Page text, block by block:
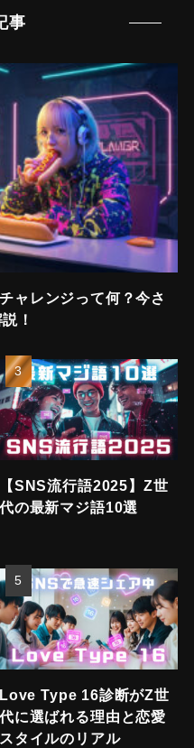
事
ャレンジって何？今さ
！
【SNS流行語2025】Z世
代の最新マジ語10選
Love Type 16診断がZ世
代に選ばれる理由と恋愛
スタイルのリアル